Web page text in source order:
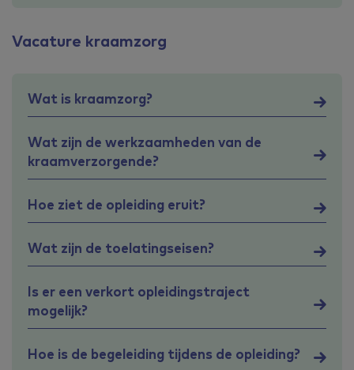
Vacature kraamzorg
Wat is kraamzorg?
Wat zijn de werkzaamheden van de
kraamverzorgende?
Hoe ziet de opleiding eruit?
Wat zijn de toelatingseisen?
Is er een verkort opleidingstraject
mogelijk?
Hoe is de begeleiding tijdens de opleiding?